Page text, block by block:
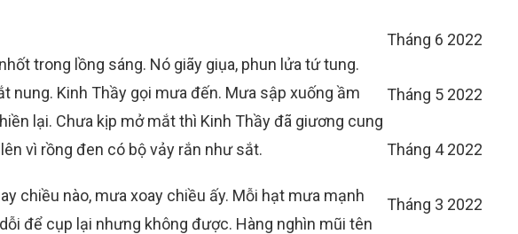
trong lồng sáng. Nó giãy giụa, phun lửa tứ tung.
nung. Kinh Thầy gọi mưa đến. Mưa sập xuống ầm
lại. Chưa kịp mở mắt thì Kinh Thầy đã giương cung
vì rồng đen có bộ vảy rắn như sắt.
chiều nào, mưa xoay chiều ấy. Mỗi hạt mưa mạnh
để cụp lại nhưng không được. Hàng nghìn mũi tên
Tháng 6 2022
Tháng 5 2022
Tháng 4 2022
Tháng 3 2022